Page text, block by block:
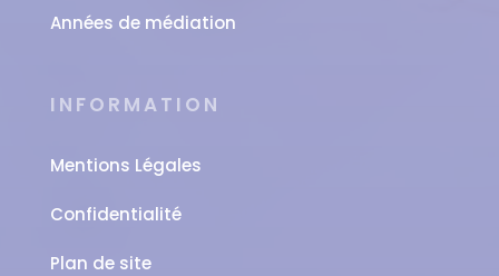
Années de médiation
INFORMATION
Mentions Légales
Confidentialité
Plan de site